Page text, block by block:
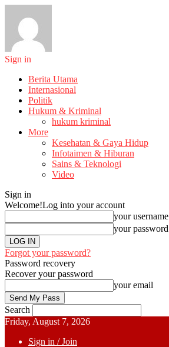
Sign in
Berita Utama
Internasional
Politik
Hukum & Kriminal
hukum kriminal
More
Kesehatan & Gaya Hidup
Infotaimen & Hiburan
Sains & Teknologi
Video
Sign in
Welcome!Log into your account
your username
your password
Forgot your password?
Password recovery
Recover your password
your email
Search
Friday, August 7, 2026
Sign in / Join